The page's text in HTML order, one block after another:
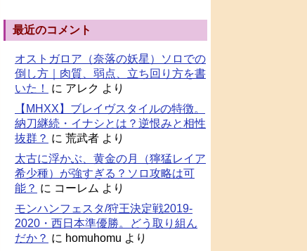
最近のコメント
オストガロア（奈落の妖星）ソロでの
倒し方｜肉質、弱点、立ち回り方を書
いた！
に アレク より
【MHXX】ブレイヴスタイルの特徴。
納刀継続・イナシとは？逆恨みと相性
抜群？ に 荒武者 より
太古に浮かぶ、黄金の月（獰猛レイア
希少種）が強すぎる？ソロ攻略は可
能？ に コーレム より
モンハンフェスタ/狩王決定戦2019-
2020・西日本準優勝。どう取り組ん
だか？ に homuhomu より